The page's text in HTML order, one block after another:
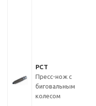
PСT
Пресс-нож с
биговальным
колесом